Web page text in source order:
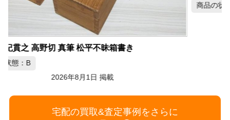
商品の状態：A
2026年8月1日 掲載